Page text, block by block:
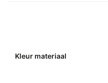
Kleur materiaal